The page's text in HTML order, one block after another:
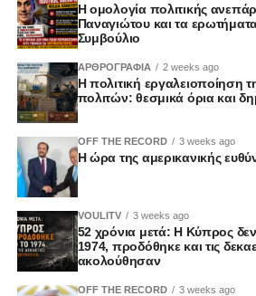
Η ομολογία πολιτικής
Παναγιώτου και τα
Συμβούλιο
ΑΡΘΡΟΓΡΑΦΙΑ 2 weeks ago
Η πολιτική εργαλειοποίηση
πολιτών: θεσμικά όρια και
OFF THE RECORD 3 weeks ago
Η ώρα της αμερικανικής
VOULITV 3 weeks ago
52 χρόνια μετά: Η Κύπρος
1974, προδόθηκε και τις
ακολούθησαν
OFF THE RECORD 3 weeks ago